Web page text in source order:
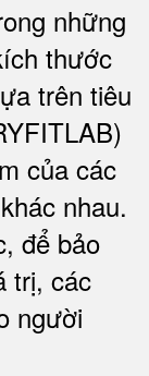
những
thước
trên tiêu
của các
nhau.
để bảo
trị, các
người